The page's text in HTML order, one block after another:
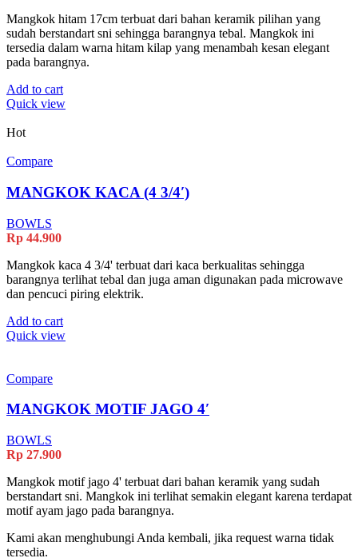
Mangkok hitam 17cm terbuat dari bahan keramik pilihan yang
sudah berstandart sni sehingga barangnya tebal. Mangkok ini
tersedia dalam warna hitam kilap yang menambah kesan elegant
pada barangnya.
Add to cart
Quick view
Hot
Compare
MANGKOK KACA (4 3/4′)
BOWLS
Rp 44.900
Mangkok kaca 4 3/4' terbuat dari kaca berkualitas sehingga
barangnya terlihat tebal dan juga aman digunakan pada microwave
dan pencuci piring elektrik.
Add to cart
Quick view
Compare
MANGKOK MOTIF JAGO 4′
BOWLS
Rp 27.900
Mangkok motif jago 4' terbuat dari bahan keramik yang sudah
berstandart sni. Mangkok ini terlihat semakin elegant karena terdapat
motif ayam jago pada barangnya.
Kami akan menghubungi Anda kembali, jika request warna tidak
tersedia.